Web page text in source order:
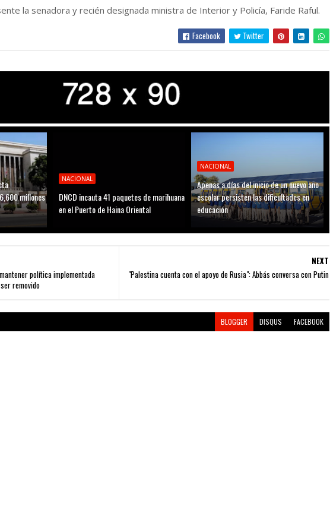
la senadora y recién designada ministra de Interior y Policía, Faride Raful.
Facebook Twitter
millones
NACIONAL
DNCD incauta 41 paquetes de marihuana
en el Puerto de Haina Oriental
NACIONAL
Apenas a días del inicio de un nuevo año
escolar persisten las dificultades en
educación
NEXT
"Palestina cuenta con el apoyo de Rusia": Abbás conversa con Putin
política implementada
removido
BLOGGER DISQUS FACEBOOK